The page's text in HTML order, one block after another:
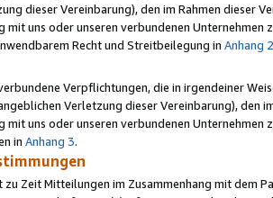
dieser Vereinbarung), den im Rahmen dieser
mit uns oder unseren verbundenen
Recht und Streitbeilegung in Anhang 2
Verpflichtungen, die in irgendeiner
Verletzung dieser Vereinbarung), den
mit uns oder unseren verbundenen
in Anhang 3.
zu Zeit Mitteilungen im Zusammenhang mit dem